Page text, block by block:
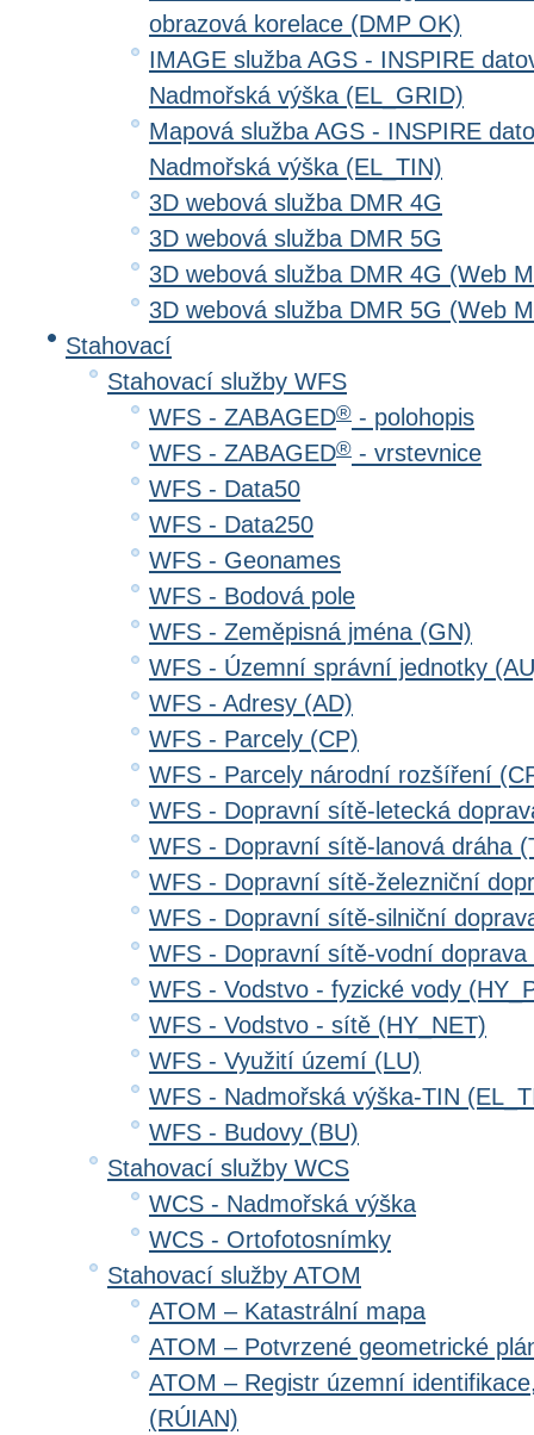
obrazová korelace (DMP OK)
IMAGE služba AGS - INSPIRE
Nadmořská výška (EL_GRID)
Mapová služba AGS - INSPIRE
Nadmořská výška (EL_TIN)
3D webová služba DMR 4G
3D webová služba DMR 5G
3D webová služba DMR 4G (Web
3D webová služba DMR 5G (Web
Stahovací
Stahovací služby WFS
WFS - ZABAGED® - polohopis
WFS - ZABAGED® - vrstevnice
WFS - Data50
WFS - Data250
WFS - Geonames
WFS - Bodová pole
WFS - Zeměpisná jména (GN)
WFS - Územní správní jednotky
WFS - Adresy (AD)
WFS - Parcely (CP)
WFS - Parcely národní rozšíření
WFS - Dopravní sítě-letecká
WFS - Dopravní sítě-lanová dráha
WFS - Dopravní sítě-železniční
WFS - Dopravní sítě-silniční
WFS - Dopravní sítě-vodní doprava
WFS - Vodstvo - fyzické vody
WFS - Vodstvo - sítě (HY_NET)
WFS - Využití území (LU)
WFS - Nadmořská výška-TIN
WFS - Budovy (BU)
Stahovací služby WCS
WCS - Nadmořská výška
WCS - Ortofotosnímky
Stahovací služby ATOM
ATOM – Katastrální mapa
ATOM – Potvrzené geometrické
ATOM – Registr územní
(RÚIAN)